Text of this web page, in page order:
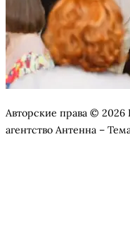
Авторские права ©
агентство Антенна –